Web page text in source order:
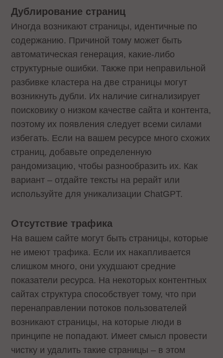
Дублирование страниц
Иногда возникают страницы, идентичные по
содержанию. Причиной тому может быть
автоматическая генерация, какие-либо
структурные ошибки. Также при неправильной
разбивке кластера на две страницы могут
возникнуть дубли. Их наличие сигнализирует
поисковику о низком качестве сайта и контента,
поэтому их появления следует всеми силами
избегать. Если на вашем ресурсе много схожих
страниц, добавьте определенную
рандомизацию, чтобы разнообразить их. Как
вариант – отдайте тексты на рерайт или
используйте для уникализации ChatGPT.
Отсутствие трафика
На вашем сайте могут быть страницы, которые
не имеют трафика. Если их накапливается
слишком много, они ухудшают средние
показатели ресурса. На некоторых контентных
сайтах структура способствует тому, что при
перенаправлении потоков пользователей
возникают страницы, на которые люди в
принципе не попадают. Имеет смысл провести
чистку и удалить такие страницы – в этом